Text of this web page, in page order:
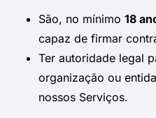
São, no mínimo 18
capaz de firmar
Ter autoridade legal
organização ou
nossos Serviços.